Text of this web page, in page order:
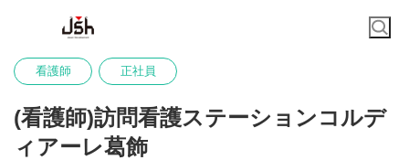
看護師 正社員
(看護師)訪問看護ステーションコルデ
ィアーレ葛飾